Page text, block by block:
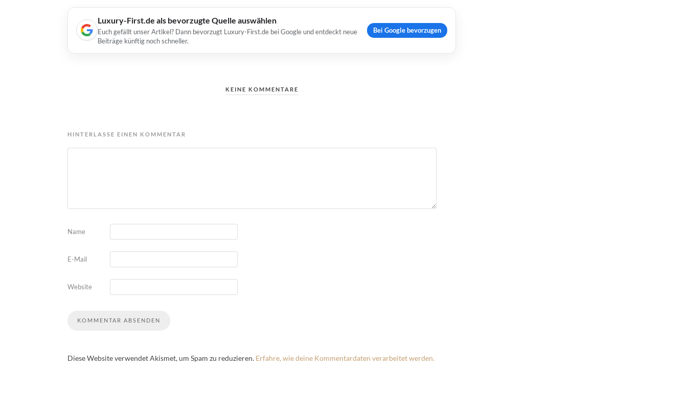
Luxury-First.de als bevorzugte Quelle auswählen
Euch gefällt unser Artikel? Dann bevorzugt Luxury-First.de bei Google und entdeckt neue
Beiträge künftig noch schneller.
Bei Google bevorzugen
KEINE KOMMENTARE
HINTERLASSE EINEN KOMMENTAR
Name
E-Mail
Website
Diese Website verwendet Akismet, um Spam zu reduzieren. Erfahre, wie deine Kommentardaten verarbeitet werden.